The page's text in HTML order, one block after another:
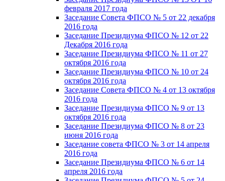
февраля 2017 года
Заседание Совета ФПСО № 5 от 22 декабря
2016 года
Заседание Президиума ФПСО № 12 от 22
Декабря 2016 года
Заседание Президиума ФПСО № 11 от 27
октября 2016 года
Заседание Президиума ФПСО № 10 от 24
октября 2016 года
Заседание Совета ФПСО № 4 от 13 октября
2016 года
Заседание Президиума ФПСО № 9 от 13
октября 2016 года
Заседание Президиума ФПСО № 8 от 23
июня 2016 года
Заседание совета ФПСО № 3 от 14 апреля
2016 года
Заседание Президиума ФПСО № 6 от 14
апреля 2016 года